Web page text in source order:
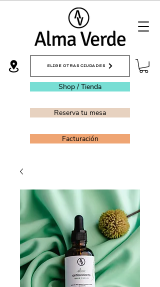
ELIGE OTRAS CIUDADES
Facturación
Reserva tu mesa
Shop / Tienda